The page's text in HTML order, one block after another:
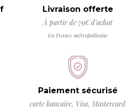
Livraison offerte
À partir de 79€ d’achat
En France métropolitaine
Paiement sécurisé
carte bancaire, Visa, Mastercard